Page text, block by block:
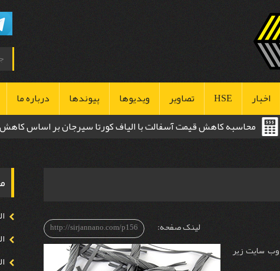
اخبار
HSE
بهداشت
تصاویر ویدیوها پیوندها درباره ما
محاسبه کاهش قیمت آسفالت با الیاف کورتا سیرجان بر اساس کاهش
لینک صفحه: http://sirjannano.com/p156
سایت زیر